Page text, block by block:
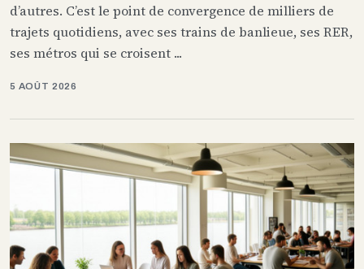
d’autres. C’est le point de convergence de milliers de
trajets quotidiens, avec ses trains de banlieue, ses RER,
ses métros qui se croisent ...
5 AOÛT 2026